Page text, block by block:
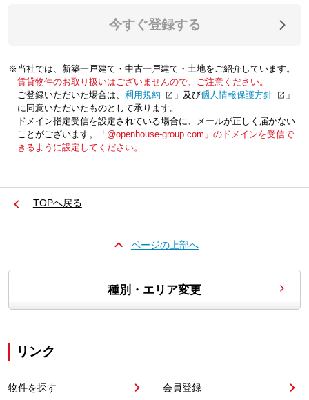
今すぐ登録する
※当社では、新築一戸建て・中古一戸建て・土地をご紹介しています。
賃貸物件のお取り扱いはございませんので、ご注意ください。
ご登録いただいた場合は、「利用規約 」及び「個人情報保護方針
」
に同意いただいたものとして承ります。
ドメイン指定受信を設定されている場合に、メールが正しく届かない
ことがございます。
「@openhouse-group.com」のドメインを受信で
きるように設定してください。
TOPへ戻る
ページの上部へ
種別・エリア変更
リンク
物件を探す 会員登録